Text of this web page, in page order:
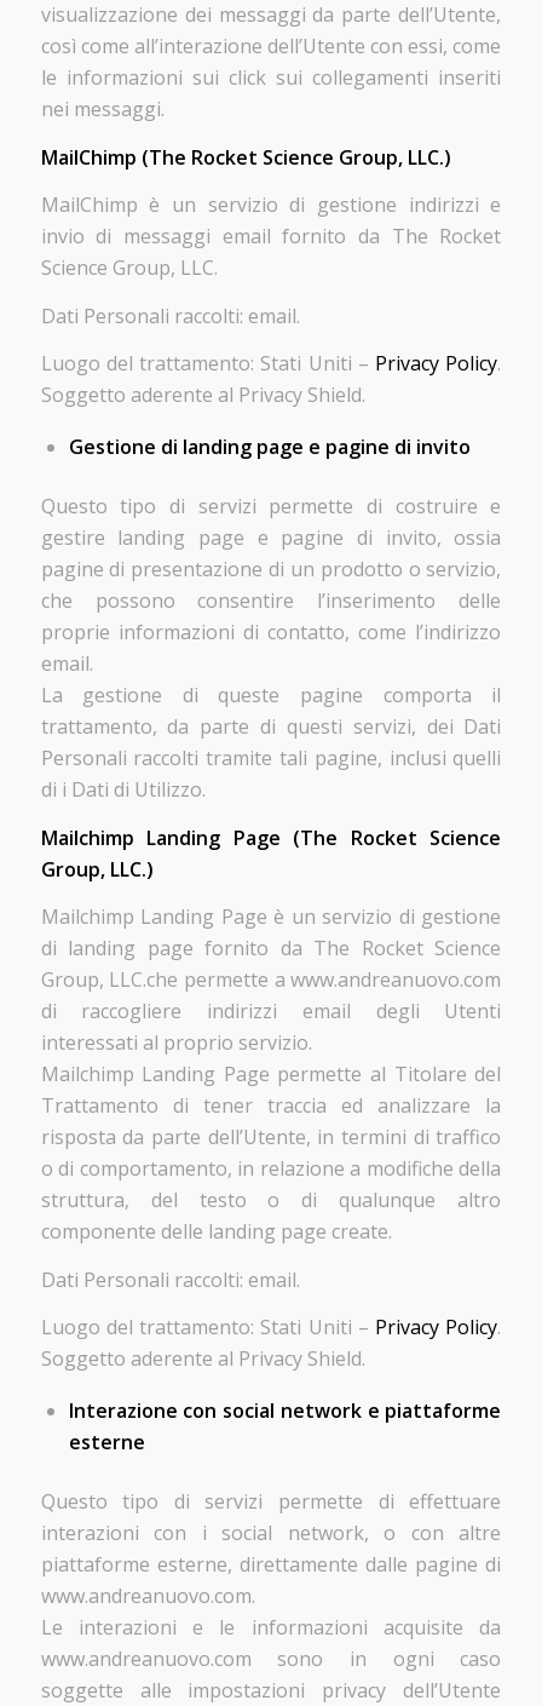
visualizzazione dei messaggi da parte dell’Utente,
così come all’interazione dell’Utente con essi, come
le informazioni sui click sui collegamenti inseriti
nei messaggi.
MailChimp (The Rocket Science Group, LLC.)
MailChimp è un servizio di gestione indirizzi e
invio di messaggi email fornito da The Rocket
Science Group, LLC.
Dati Personali raccolti: email.
Luogo del trattamento: Stati Uniti – Privacy Policy.
Soggetto aderente al Privacy Shield.
Gestione di landing page e pagine di invito
Questo tipo di servizi permette di costruire e
gestire landing page e pagine di invito, ossia
pagine di presentazione di un prodotto o servizio,
che possono consentire l’inserimento delle
proprie informazioni di contatto, come l’indirizzo
email.
La gestione di queste pagine comporta il
trattamento, da parte di questi servizi, dei Dati
Personali raccolti tramite tali pagine, inclusi quelli
di i Dati di Utilizzo.
Mailchimp Landing Page (The Rocket Science
Group, LLC.)
Mailchimp Landing Page è un servizio di gestione
di landing page fornito da The Rocket Science
Group, LLC.che permette a www.andreanuovo.com
di raccogliere indirizzi email degli Utenti
interessati al proprio servizio.
Mailchimp Landing Page permette al Titolare del
Trattamento di tener traccia ed analizzare la
risposta da parte dell’Utente, in termini di traffico
o di comportamento, in relazione a modifiche della
struttura, del testo o di qualunque altro
componente delle landing page create.
Dati Personali raccolti: email.
Luogo del trattamento: Stati Uniti – Privacy Policy.
Soggetto aderente al Privacy Shield.
Interazione con social network e piattaforme
esterne
Questo tipo di servizi permette di effettuare
interazioni con i social network, o con altre
piattaforme esterne, direttamente dalle pagine di
www.andreanuovo.com.
Le interazioni e le informazioni acquisite da
www.andreanuovo.com sono in ogni caso
soggette alle impostazioni privacy dell’Utente